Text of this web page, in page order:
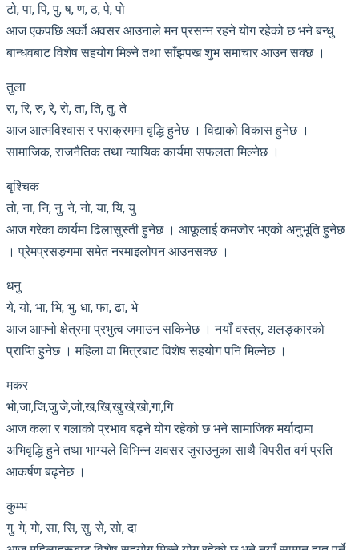
टो, पा, पि, पु, ष, ण, ठ, पे, पो
आज एकपछि अर्को अवसर आउनाले मन प्रसन्न रहने योग रहेको छ भने बन्धु
बान्धवबाट विशेष सहयोग मिल्ने तथा साँझपख शुभ समाचार आउन सक्छ ।
तुला
रा, रि, रु, रे, रो, ता, ति, तु, ते
आज आत्मविश्वास र पराक्रममा वृद्धि हुनेछ । विद्याको विकास हुनेछ ।
सामाजिक, राजनैतिक तथा न्यायिक कार्यमा सफलता मिल्नेछ ।
बृश्चिक
तो, ना, नि, नु, ने, नो, या, यि, यु
आज गरेका कार्यमा ढिलासुस्ती हुनेछ । आफूलाई कमजोर भएको अनुभूति हुनेछ
। प्रेमप्रसङ्गमा समेत नरमाइलोपन आउनसक्छ ।
धनु
ये, यो, भा, भि, भु, धा, फा, ढा, भे
आज आफ्नो क्षेत्रमा प्रभुत्व जमाउन सकिनेछ । नयाँ वस्त्र, अलङ्कारको
प्राप्ति हुनेछ । महिला वा मित्रबाट विशेष सहयोग पनि मिल्नेछ ।
मकर
भो,जा,जि,जु,जे,जो,ख,खि,खु,खे,खो,गा,गि
आज कला र गलाको प्रभाव बढ्ने योग रहेको छ भने सामाजिक मर्यादामा
अभिवृद्धि हुने तथा भाग्यले विभिन्न अवसर जुराउनुका साथै विपरीत वर्ग प्रति
आकर्षण बढ्नेछ ।
कुम्भ
गु, गे, गो, सा, सि, सु, से, सो, दा